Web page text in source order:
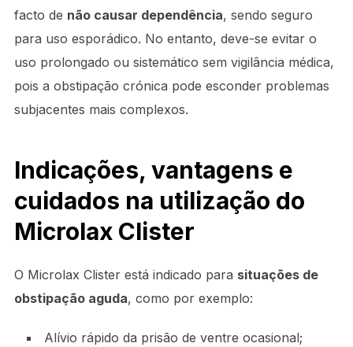
facto de não causar dependência, sendo seguro
para uso esporádico. No entanto, deve-se evitar o
uso prolongado ou sistemático sem vigilância médica,
pois a obstipação crónica pode esconder problemas
subjacentes mais complexos.
Indicações, vantagens e
cuidados na utilização do
Microlax Clister
O Microlax Clister está indicado para situações de
obstipação aguda, como por exemplo:
Alívio rápido da prisão de ventre ocasional;